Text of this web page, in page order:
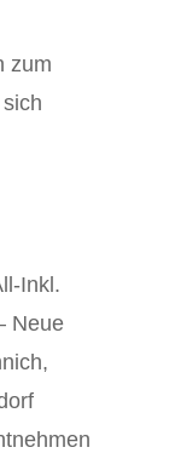
zum
Inkl.
Neue